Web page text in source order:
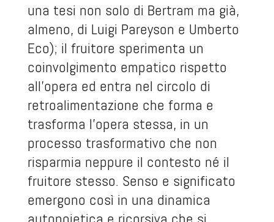
una tesi non solo di Bertram ma già,
almeno, di Luigi Pareyson e Umberto
Eco); il fruitore sperimenta un
coinvolgimento empatico rispetto
all’opera ed entra nel circolo di
retroalimentazione che forma e
trasforma l’opera stessa, in un
processo trasformativo che non
risparmia neppure il contesto né il
fruitore stesso. Senso e significato
emergono così in una dinamica